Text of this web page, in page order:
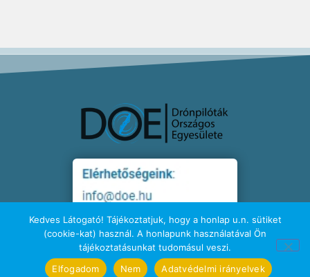
Kedves Látogató! Tájékoztatjuk, hogy a honlap u.n. sütiket
(cookie-kat) használ. A honlapunk használatával Ön
tájékoztatásunkat tudomásul veszi.
Elfogadom
Nem Adatvédelmi irányelvek